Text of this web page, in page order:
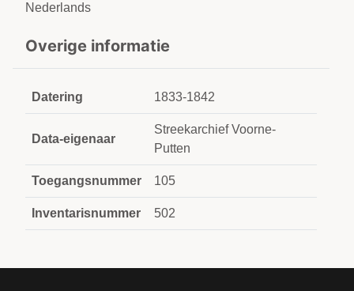
Nederlands
Overige informatie
Datering 1833-1842
Data-eigenaar
Streekarchief Voorne-
Putten
Toegangsnummer 105
Inventarisnummer 502